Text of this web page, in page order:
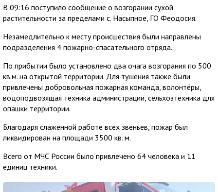
В 09:16 поступило сообщение о возгорании сухой
растительности за пределами с. Насыпное, ГО Феодосия.
Незамедлительно к месту происшествия были направлены
подразделения 4 пожарно-спасательного отряда.
По прибытии было установлено два очага возгорания по 500
кв.м. на открытой территории. Для тушения также были
привлечены добровольная пожарная команда, волонтёры,
водоподвозящая техника администрации, сельхозтехника для
опашки территории.
Благодаря слаженной работе всех звеньев, пожар был
ликвидирован на площади 3500 кв. м.
Всего от МЧС России было привлечено 64 человека и 11
единиц техники.